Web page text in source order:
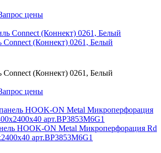
цены
Connect (Коннект) 0261, Белый
Connect (Коннект) 0261, Белый
цены
HOOK-ON Metal Микроперфорация Rd
арт.BP3853M6G1